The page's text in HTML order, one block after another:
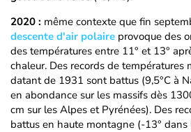
2020 : même contexte que fin
descente d'air polaire provoque des
des températures entre 11° et 13°
chaleur. Des records de températures
datant de 1931 sont battus (9,5°C à
en abondance sur les massifs dès
cm sur les Alpes et Pyrénées). Des
battus en haute montagne (-13° dans